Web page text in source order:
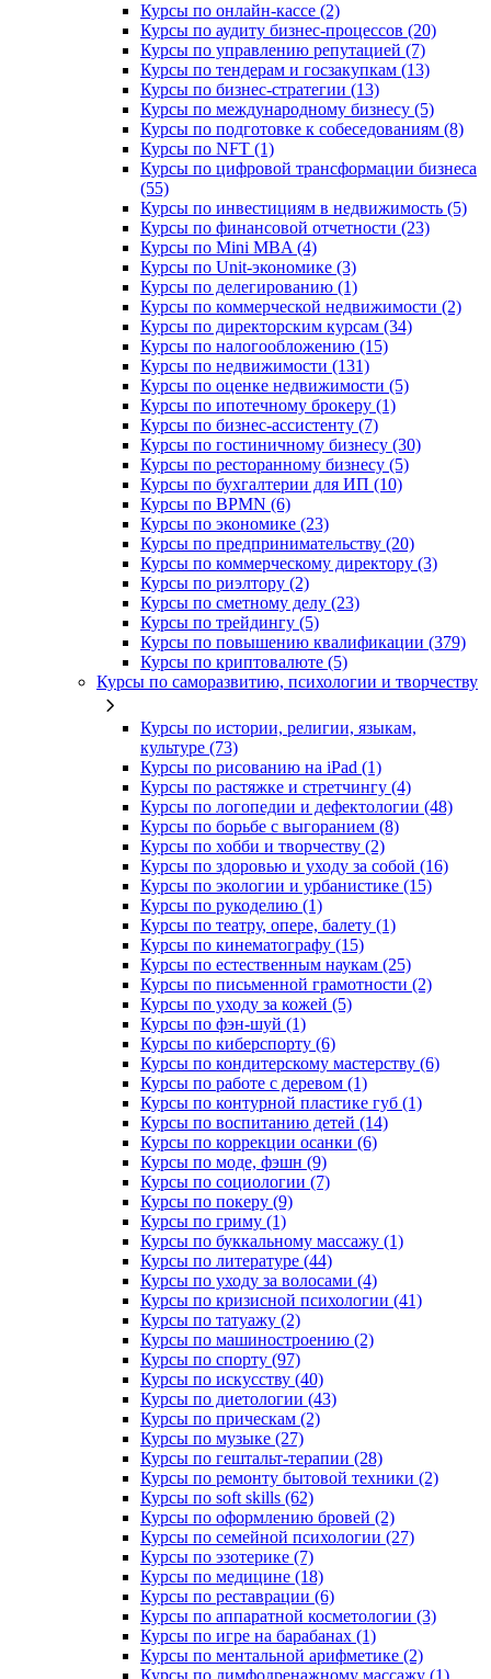
Курсы по онлайн-кассе (2)
Курсы по аудиту бизнес-процессов (20)
Курсы по управлению репутацией (7)
Курсы по тендерам и госзакупкам (13)
Курсы по бизнес-стратегии (13)
Курсы по международному бизнесу (5)
Курсы по подготовке к собеседованиям (8)
Курсы по NFT (1)
Курсы по цифровой трансформации бизнеса
(55)
Курсы по инвестициям в недвижимость (5)
Курсы по финансовой отчетности (23)
Курсы по Mini MBA (4)
Курсы по Unit-экономике (3)
Курсы по делегированию (1)
Курсы по коммерческой недвижимости (2)
Курсы по директорским курсам (34)
Курсы по налогообложению (15)
Курсы по недвижимости (131)
Курсы по оценке недвижимости (5)
Курсы по ипотечному брокеру (1)
Курсы по бизнес-ассистенту (7)
Курсы по гостиничному бизнесу (30)
Курсы по ресторанному бизнесу (5)
Курсы по бухгалтерии для ИП (10)
Курсы по BPMN (6)
Курсы по экономике (23)
Курсы по предпринимательству (20)
Курсы по коммерческому директору (3)
Курсы по риэлтору (2)
Курсы по сметному делу (23)
Курсы по трейдингу (5)
Курсы по повышению квалификации (379)
Курсы по криптовалюте (5)
Курсы по саморазвитию, психологии и творчеству
Курсы по истории, религии, языкам,
культуре (73)
Курсы по рисованию на iPad (1)
Курсы по растяжке и стретчингу (4)
Курсы по логопедии и дефектологии (48)
Курсы по борьбе с выгоранием (8)
Курсы по хобби и творчеству (2)
Курсы по здоровью и уходу за собой (16)
Курсы по экологии и урбанистике (15)
Курсы по рукоделию (1)
Курсы по театру, опере, балету (1)
Курсы по кинематографу (15)
Курсы по естественным наукам (25)
Курсы по письменной грамотности (2)
Курсы по уходу за кожей (5)
Курсы по фэн-шуй (1)
Курсы по киберспорту (6)
Курсы по кондитерскому мастерству (6)
Курсы по работе с деревом (1)
Курсы по контурной пластике губ (1)
Курсы по воспитанию детей (14)
Курсы по коррекции осанки (6)
Курсы по моде, фэшн (9)
Курсы по социологии (7)
Курсы по покеру (9)
Курсы по гриму (1)
Курсы по буккальному массажу (1)
Курсы по литературе (44)
Курсы по уходу за волосами (4)
Курсы по кризисной психологии (41)
Курсы по татуажу (2)
Курсы по машиностроению (2)
Курсы по спорту (97)
Курсы по искусству (40)
Курсы по диетологии (43)
Курсы по прическам (2)
Курсы по музыке (27)
Курсы по гештальт-терапии (28)
Курсы по ремонту бытовой техники (2)
Курсы по soft skills (62)
Курсы по оформлению бровей (2)
Курсы по семейной психологии (27)
Курсы по эзотерике (7)
Курсы по медицине (18)
Курсы по реставрации (6)
Курсы по аппаратной косметологии (3)
Курсы по игре на барабанах (1)
Курсы по ментальной арифметике (2)